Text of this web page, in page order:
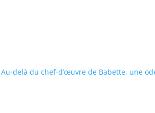
delà du chef-d’œuvre de Babette, une